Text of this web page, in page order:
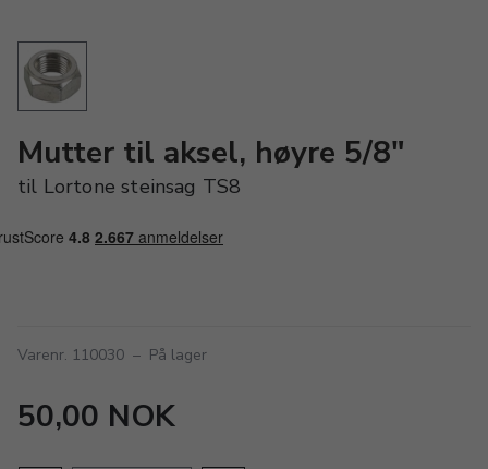
Mutter til aksel, høyre 5/8"
til Lortone steinsag TS8
Varenr. 110030 – På lager
50,00 NOK